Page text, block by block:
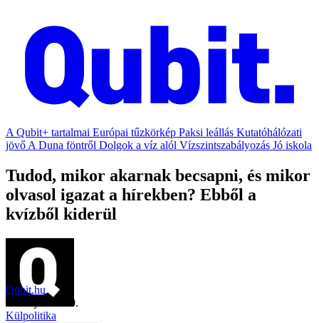
A Qubit+ tartalmai Európai tűzkörkép Paksi leállás Kutatóhálózati
jövő A Duna föntről Dolgok a víz alól Vízszintszabályozás Jó iskola
Tudod, mikor akarnak becsapni, és mikor
olvasol igazat a hírekben? Ebből a
kvízből kiderül
Qubit.hu
2021. június 30.
Külpolitika